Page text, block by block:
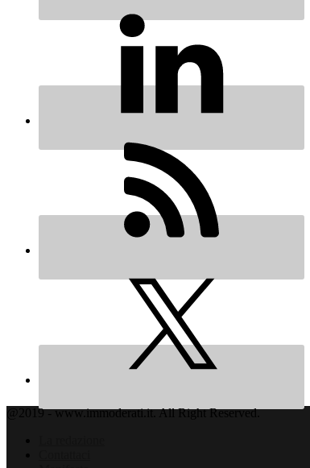
@2019 - www.immoderati.it. All Right Reserved.